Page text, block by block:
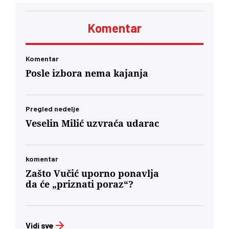
biti prijatno. Dobićete znatno manje novca pod
minuta bili lojalni, entuzijastični saučesnici
verovatno nositi veću političku težinu od glasa
Mađara u Subotici. To jeste politički škakljivo,
usidrena u 21. vek – svesno odvojena od
toksične prošlosti koja nam je trovala društvo
Komentar
Komentar
Posle izbora nema kajanja
Pregled nedelje
Veselin Milić uzvraća udarac
komentar
Zašto Vučić uporno ponavlja
da će „priznati poraz“?
Vidi sve